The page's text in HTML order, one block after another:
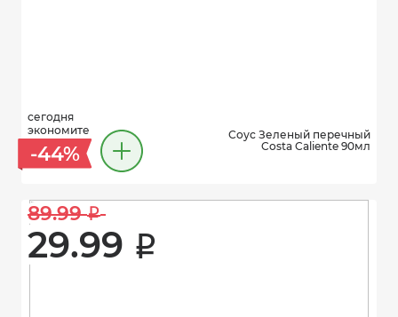
сегодня
экономите
-44%
Соус Зеленый перечный
Costa Caliente 90мл
89.99 i
29.99 i